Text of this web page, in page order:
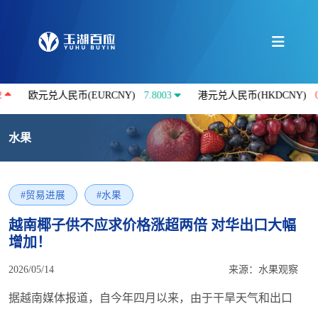
兑人民币(EURCNY) 7.8003 港元兑人民币(HKDCNY) 0.8605
水果
#贸易进展 #水果
越南椰子供不应求价格涨超两倍 对华出口大幅
增加！
2026/05/14 来源：水果观察
据越南媒体报道，自今年四月以来，由于干旱天气和出口